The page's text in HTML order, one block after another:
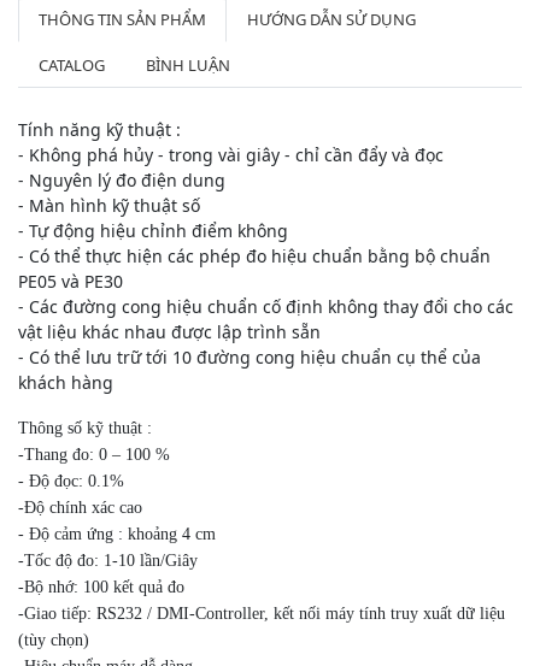
THÔNG TIN SẢN PHẨM HƯỚNG DẪN SỬ DỤNG
CATALOG BÌNH LUẬN
Tính năng kỹ thuật :
- Không phá hủy - trong vài giây - chỉ cần đẩy và đọc
- Nguyên lý đo điện dung
- Màn hình kỹ thuật số
- Tự động hiệu chỉnh điểm không
- Có thể thực hiện các phép đo hiệu chuẩn bằng bộ chuẩn
PE05 và PE30
- Các đường cong hiệu chuẩn cố định không thay đổi cho các
vật liệu khác nhau được lập trình sẵn
- Có thể lưu trữ tới 10 đường cong hiệu chuẩn cụ thể của
khách hàng
Thông số kỹ thuật :
-Thang đo: 0 – 100 %
- Độ đọc: 0.1%
-Độ chính xác cao
- Độ cảm ứng : khoảng 4 cm
-Tốc độ đo: 1-10 lần/Giây
-Bộ nhớ: 100 kết quả đo
-Giao tiếp: RS232 / DMI-Controller, kết nối máy tính truy xuất dữ liệu
(tùy chọn)